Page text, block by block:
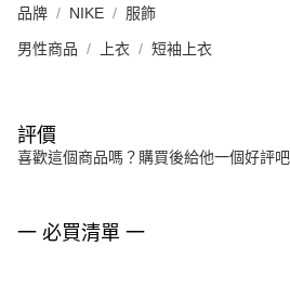
品牌 NIKE 服飾
男性商品 上衣 短袖上衣
評價
喜歡這個商品嗎？購買後給他一個好評吧
一 必買清單 一